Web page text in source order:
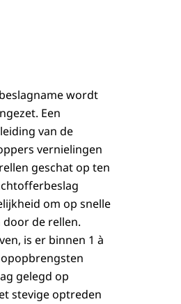
wordt
Een
van de
vernielingen
geschat op ten
om op snelle
de rellen.
is er binnen 1 à
gelegd op
stevige optreden